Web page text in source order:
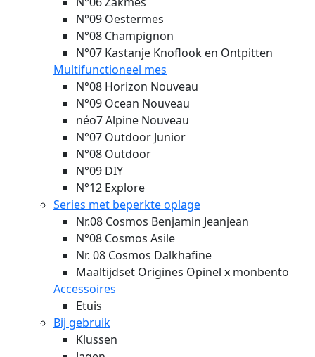
N°09 Oestermes
N°08 Champignon
N°07 Kastanje Knoflook en Ontpitten
Multifunctioneel mes
N°08 Horizon Nouveau
N°09 Ocean Nouveau
néo7 Alpine Nouveau
N°07 Outdoor Junior
N°08 Outdoor
N°09 DIY
N°12 Explore
Series met beperkte oplage
Nr.08 Cosmos Benjamin Jeanjean
N°08 Cosmos Asile
Nr. 08 Cosmos Dalkhafine
Maaltijdset Origines Opinel x monbento
Accessoires
Etuis
Bij gebruik
Klussen